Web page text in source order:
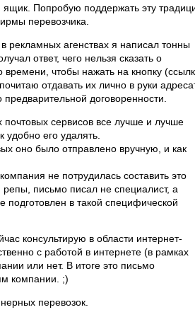
Попробую поддержать эту
перевозчика.
рекламных агенствах я написал тонны
ответ, чего нельзя сказать о
чтобы нажать на кнопку
отдавать их лично в руки
договоренности.
почтовых сервисов все лучше и лучше
его удалять.
оно было отправлено вручную, и как
не потрудилась составить это
письмо писал не специалист, а
в такой специфической
консультирую в области интернет-
с работой в интернете (в рамках
или нет. В итоге это письмо
компании. ;)
перевозок.